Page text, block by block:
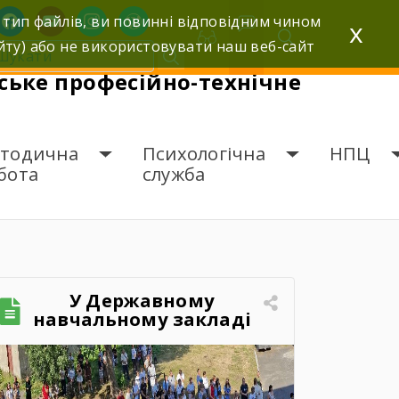
youtubeinstagramwordpress
професійно-технічне
Психологічна
служба
НПЦ
У Державному
навчальному закладі
«Шумське професійно-
технічне училище»
відбувся зворушливий
випускний захід – 2026
файлів, ви повинні відповідним чином
або не використовувати наш веб-сайт
x